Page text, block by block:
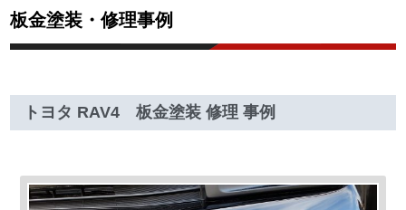
板金塗装・修理事例
トヨタ RAV4 板金塗装 修理 事例